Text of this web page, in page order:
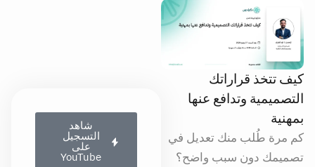
كيف تتخذ قراراتك
التصميمية وتدافع عنها
بمهنية
كم مرة طُلب منك تعديل في
تصميمك دون سبب واضح؟
شاهد
التسجيل
على
YouTube